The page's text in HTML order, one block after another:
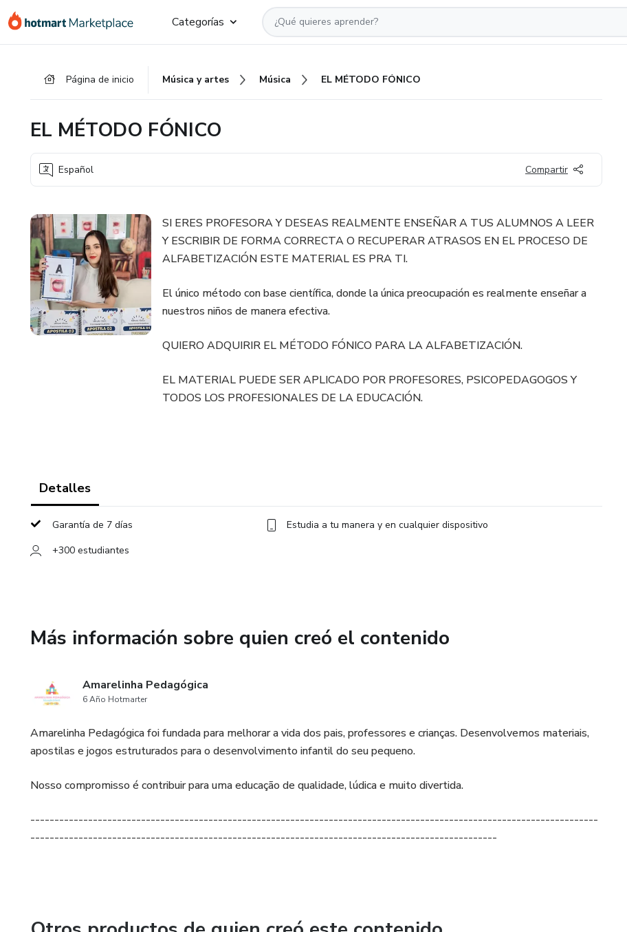
Categorías
Página de inicio Música y artes Música EL MÉTODO FÓNICO
EL MÉTODO FÓNICO
Español Compartir
SI ERES PROFESORA Y DESEAS REALMENTE ENSEÑAR A TUS ALUMNOS A LEER
Y ESCRIBIR DE FORMA CORRECTA O RECUPERAR ATRASOS EN EL PROCESO DE
ALFABETIZACIÓN ESTE MATERIAL ES PRA TI.
El único método con base científica, donde la única preocupación es realmente enseñar a
nuestros niños de manera efectiva.
QUIERO ADQUIRIR EL MÉTODO FÓNICO PARA LA ALFABETIZACIÓN.
EL MATERIAL PUEDE SER APLICADO POR PROFESORES, PSICOPEDAGOGOS Y
TODOS LOS PROFESIONALES DE LA EDUCACIÓN.
Detalles
Garantía de 7 días
Estudia a tu manera y en cualquier dispositivo
+300 estudiantes
Más información sobre quien creó el contenido
Amarelinha Pedagógica
6 Año Hotmarter
Amarelinha Pedagógica foi fundada para melhorar a vida dos pais, professores e crianças. Desenvolvemos materiais,
apostilas e jogos estruturados para o desenvolvimento infantil do seu pequeno.
Nosso compromisso é contribuir para uma educação de qualidade, lúdica e muito divertida.
----------------------------------------------------------------------------------------------------------------------
-------------------------------------------------------------------------------------------------